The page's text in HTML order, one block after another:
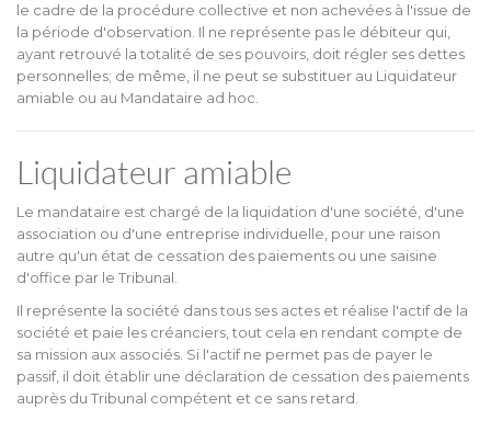
le cadre de la procédure collective et non achevées à l'issue de
la période d'observation. Il ne représente pas le débiteur qui,
ayant retrouvé la totalité de ses pouvoirs, doit régler ses dettes
personnelles; de même, il ne peut se substituer au Liquidateur
amiable ou au Mandataire ad hoc.
Liquidateur amiable
Le mandataire est chargé de la liquidation d'une société, d'une
association ou d'une entreprise individuelle, pour une raison
autre qu'un état de cessation des paiements ou une saisine
d'office par le Tribunal.
Il représente la société dans tous ses actes et réalise l'actif de la
société et paie les créanciers, tout cela en rendant compte de
sa mission aux associés. Si l'actif ne permet pas de payer le
passif, il doit établir une déclaration de cessation des paiements
auprès du Tribunal compétent et ce sans retard.